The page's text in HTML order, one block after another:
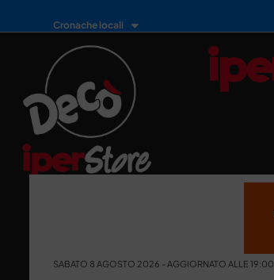
Cronache locali
SABATO 8 AGOSTO 2026 - AGGIORNATO ALLE 19:00